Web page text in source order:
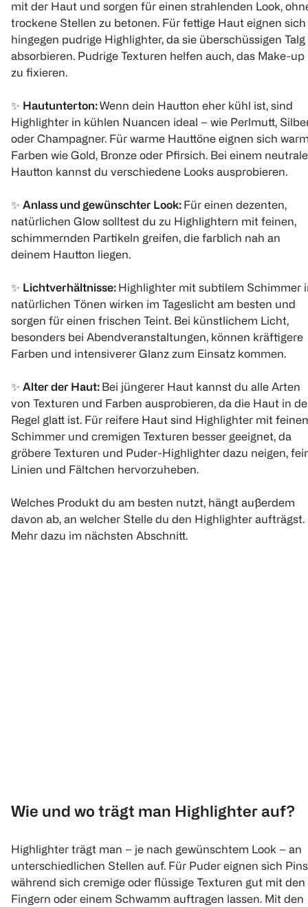
NYX Professional Make-up
Duo Chromatic
Illuminating Powder
synthetica
1 Stück
€ 5,50
€ 4,40
Quantity: 1
Catrice
Holiday Skin 4 in 1
Luminizer
10 ml
€ 2,25
€ 1,80
Click & Collect
Revolution
Cheek Kit
1 Stück
1
Quantity:
essence
Liquid Highlighter
Sassy in Silk
10 ml
€ 3,49
1
Quantity: 1
Catrice
Diamond Haze
Highlighter
1 Stück
€ 4,99
1
Quantity: 1
mit der Haut und sorgen für einen strahlenden Look,
trockene Stellen zu betonen. Für fettige Haut eignen sich
hingegen pudrige Highlighter, da sie überschüssigen Talg
absorbieren. Pudrige Texturen helfen auch, das Make-up
zu fixieren.
✨ Hautunterton:Wenn dein Hautton eher kühl ist, sind
Highlighter in kühlen Nuancen ideal – wie Perlmutt,
oder Champagner. Für warme Hauttöne eignen sich
Farben wie Gold, Bronze oder Pfirsich. Bei einem
Hautton kannst du verschiedene Looks ausprobieren.
✨ Anlass und gewünschter Look: Für einen dezenten,
natürlichen Glow solltest du zu Highlightern mit feinen,
schimmernden Partikeln greifen, die farblich nah an
deinem Hautton liegen.
✨ Lichtverhältnisse: Highlighter mit subtilem Schimmer
natürlichen Tönen wirken im Tageslicht am besten und
sorgen für einen frischen Teint. Bei künstlichem Licht,
besonders bei Abendveranstaltungen, können kräftigere
Farben und intensiverer Glanz zum Einsatz kommen.
✨ Alter der Haut: Bei jüngerer Haut kannst du alle Arten
von Texturen und Farben ausprobieren, da die Haut in
Regel glatt ist. Für reifere Haut sind Highlighter mit
Schimmer und cremigen Texturen besser geeignet, da
gröbere Texturen und Puder-Highlighter dazu neigen,
Linien und Fältchen hervorzuheben.
Welches Produkt du am besten nutzt, hängt außerdem
davon ab, an welcher Stelle du den Highlighter aufträgst.
Mehr dazu im nächsten Abschnitt.
Wie und wo trägt man Highlighter auf?
Highlighter trägt man – je nach gewünschtem Look – an
unterschiedlichen Stellen auf. Für Puder eignen sich
während sich cremige oder flüssige Texturen gut mit den
Fingern oder einem Schwamm auftragen lassen. Mit den